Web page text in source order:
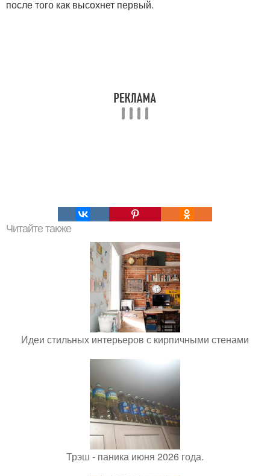
после того как высохнет первый.
Читайте также
Идеи стильных интерьеров с кирпичными стенами
Трэш - паника июня 2026 года.